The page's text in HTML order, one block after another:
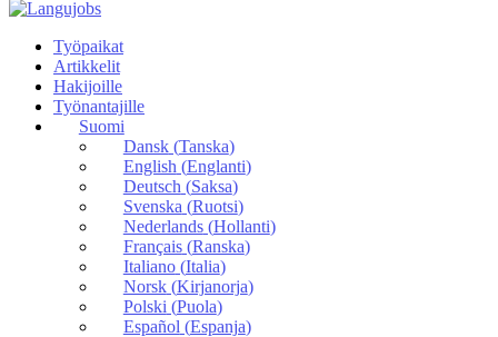
Työpaikat
Artikkelit
Hakijoille
Työnantajille
Suomi
Dansk(Tanska)
English (Englanti)
Deutsch (Saksa)
Svenska (Ruotsi)
Nederlands(Hollanti)
Français(Ranska)
Italiano(Italia)
Norsk(Kirjanorja)
Polski (Puola)
Español (Espanja)